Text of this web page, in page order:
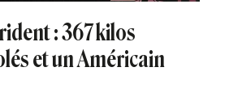
: 367 kilos
et un Américain